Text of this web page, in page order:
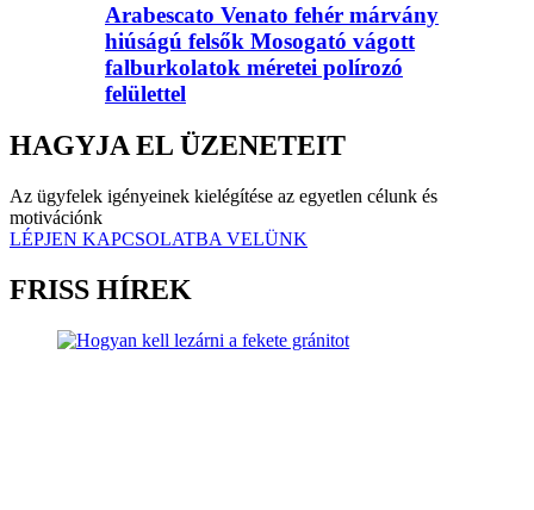
Arabescato Venato fehér márvány
hiúságú felsők Mosogató vágott
falburkolatok méretei polírozó
felülettel
HAGYJA EL ÜZENETEIT
Az ügyfelek igényeinek kielégítése az egyetlen célunk és
motivációnk
LÉPJEN KAPCSOLATBA VELÜNK
FRISS HÍREK